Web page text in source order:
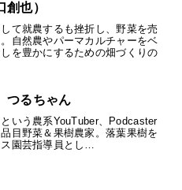
也）
て就農するも挫折し、野菜を売
自然農やパーマカルチャーをベ
を豊かにするための畑づくりの
つるちゃん
という農系YouTuber、Podcaster
目野菜＆果樹農家。落葉果樹を
園芸指導員とし…